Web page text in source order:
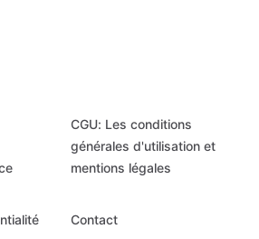
CGU: Les conditions
générales d'utilisation et
mentions légales
Contact